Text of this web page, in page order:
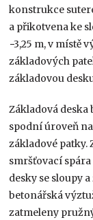
konstrukce
a přikotvena ke
−3,25 m, v místě
základových
základovou
Základová
spodní úroveň
základové patky.
smršťovací
desky se sloupy
betonářská
zatmeleny